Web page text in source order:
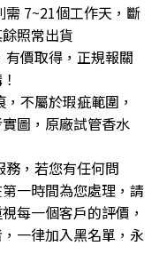
7~21個工作天，斷
照常出貨
價取得，正規報關
不屬於瑕疵範圍，
圖，原廠試管香水
，若您有任何問
一時間為您處理，請
每一個客戶的評價，
一律加入黑名單，永